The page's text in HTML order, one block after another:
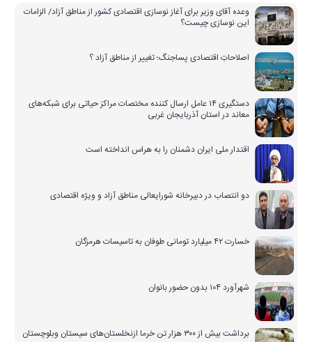
وعده آقای وزیر برای آغاز نوسازی اقتصادی کشور از مناطق آزاد/ الزامات
این نوسازی چیست؟
اصلاحاتِ اقتصادی پساجنگ؛ تغییر از مناطق آزاد ؟
دستگیری ۱۴ عامل ارسال کننده مختصات مراکز حیاتی برای شبکه‌های
معاند در استان آذربایجان غربی
اقتدار ملی ایران دشمنان را به هراس انداخته است
دو انتصاب در دبیرخانه شورایعالی مناطق آزاد و ویژه اقتصادی
خسارت ۴۲ میلیارد تومانی طوفان به تاسیسات هرمزگان
شهرآورد ۱۰۴ بدون حضور بانوان
برداشت بیش از ۳۰۰ هزار تن خرما ازنخلستان‌های سیستان وبلوچستان